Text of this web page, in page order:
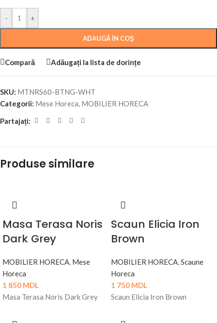
- +
ADAUGĂ ÎN COȘ
Compară Adăugați la lista de dorințe
SKU: MTNRS60-BTNG-WHT
Categorii: Mese Horeca, MOBILIER HORECA
Partajați:
Produse similare
Masa Terasa Noris
Dark Grey
MOBILIER HORECA, Mese
Horeca
1 850 MDL
Masa Terasa Noris Dark Grey
Scaun Elicia Iron
Brown
MOBILIER HORECA,Scaune
Horeca
1 750 MDL
Scaun Elicia Iron Brown